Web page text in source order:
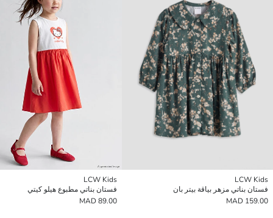
LCW Kids
فستان بناتي مزهر بياقة بيتر بان
159.00 MAD
LCW Kids
فستان بناتي مطبوع هيلو كيتي
89.00 MAD